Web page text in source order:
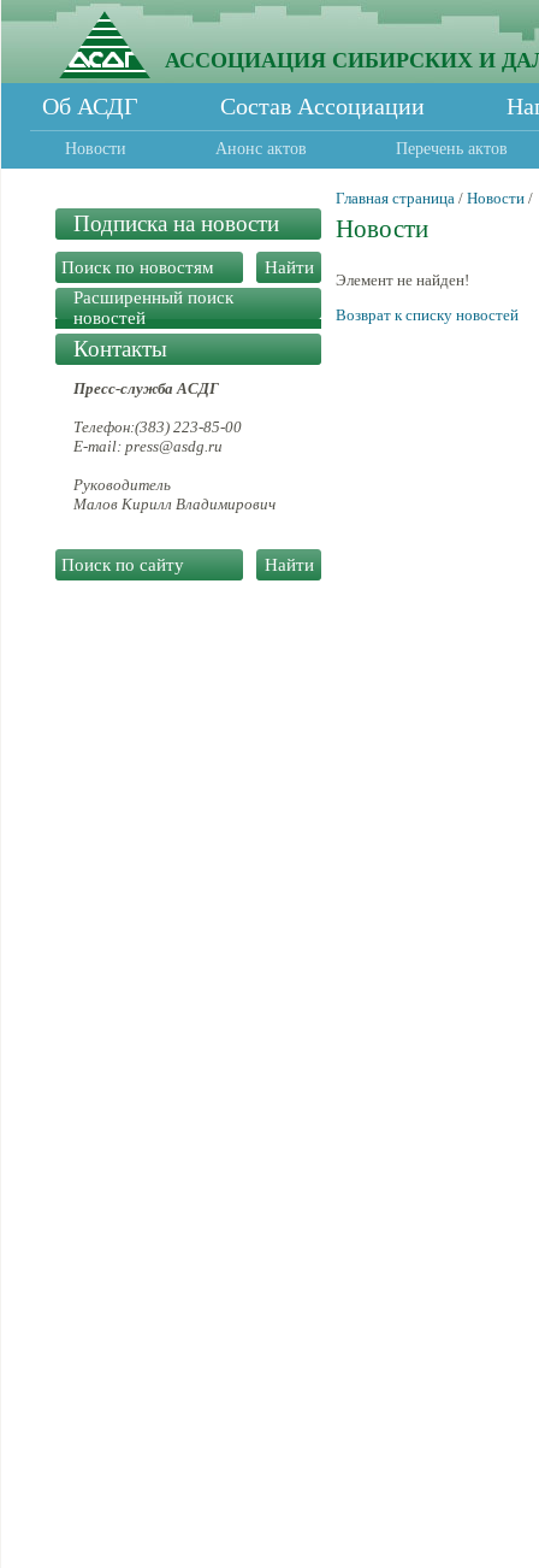
АССОЦИАЦИЯ СИБИРСКИХ И
Об АСДГ Состав Ассоциации
Новости Анонс актов Перечень актов
Подписка на новости
Расширенный поиск
новостей
Контакты
Пресс-служба АСДГ
Телефон:(383) 223-85-00
E-mail: press@asdg.ru
Руководитель
Малов Кирилл Владимирович
Главная страница / Новости /
Новости
Элемент не найден!
Возврат к списку новостей